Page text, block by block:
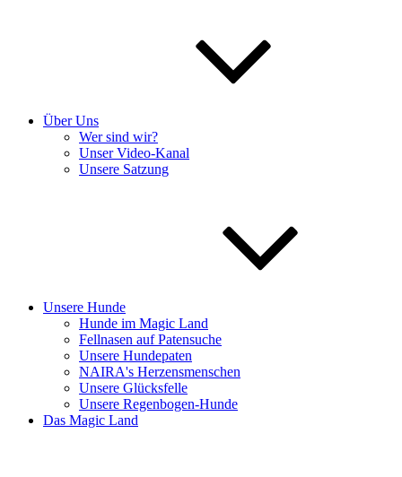
Über Uns
Wer sind wir?
Unser Video-Kanal
Unsere Satzung
Unsere Hunde
Hunde im Magic Land
Fellnasen auf Patensuche
Unsere Hundepaten
NAIRA's Herzensmenschen
Unsere Glücksfelle
Unsere Regenbogen-Hunde
Das Magic Land